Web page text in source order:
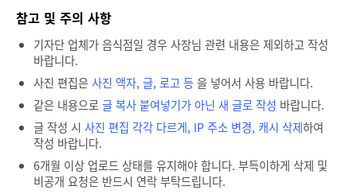
참고 및 주의 사항
기자단 업체가 음식점일 경우 사장님 관련 내용은 제외하고 작성
바랍니다.
사진 편집은사진 액자, 글, 로고 등을 넣어서 사용 바랍니다.
같은 내용으로글 복사 붙여넣기가 아닌 새 글로 작성 바랍니다.
글 작성 시 사진 편집 각각 다르게, IP 주소 변경, 캐시 삭제하여
작성 바랍니다.
6개월 이상 업로드 상태를 유지해야 합니다. 부득이하게 삭제 및
비공개 요청은 반드시 연락 부탁드립니다.